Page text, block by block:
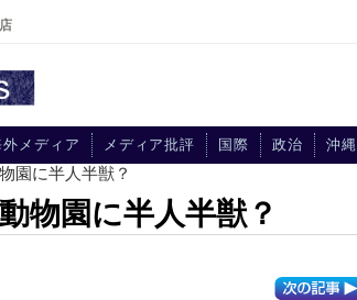
外メディア メディア批評 国際 政治 沖縄
園に半人半獣？
物園に半人半獣？